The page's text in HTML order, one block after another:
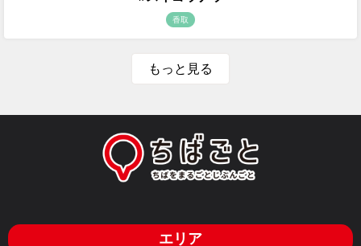
香取
もっと見る
エリア